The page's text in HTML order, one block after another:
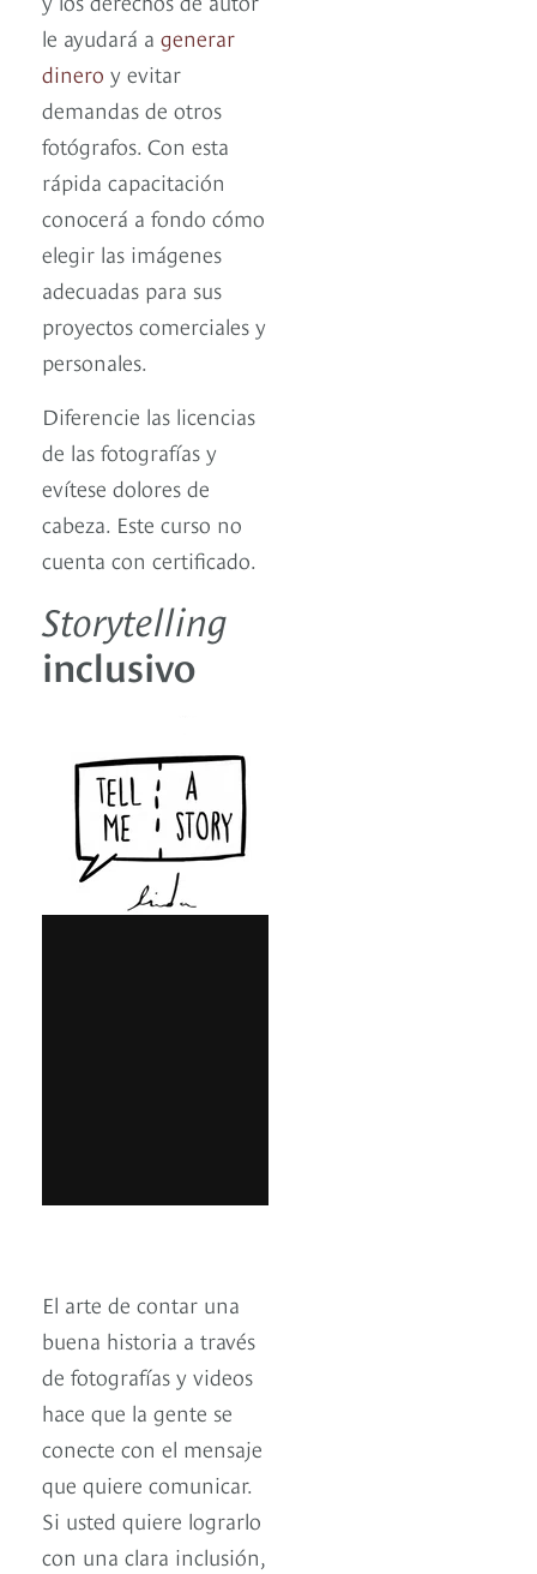
le ayudará a generar
dinero y evitar
demandas de otros
fotógrafos. Con esta
rápida capacitación
conocerá a fondo cómo
elegir las imágenes
adecuadas para sus
proyectos comerciales y
personales.
Diferencie las licencias
de las fotografías y
evítese dolores de
cabeza. Este curso no
cuenta con certificado.
Storytelling
inclusivo
El arte de contar una
buena historia a través
de fotografías y videos
hace que la gente se
conecte con el mensaje
que quiere comunicar.
Si usted quiere lograrlo
con una clara inclusión,